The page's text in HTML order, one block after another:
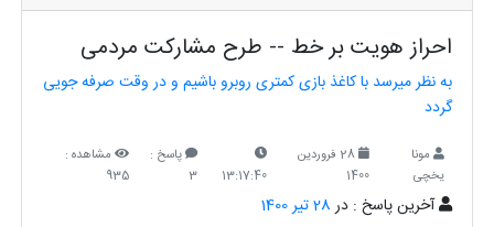
احراز هویت بر خط -- طرح مشارکت مردمی
به نظر میرسد با کاغذ بازی کمتری روبرو باشیم و در وقت صرفه جویی
گردد
مونا
یخچی
28 فروردین
1400
13:17:40
پاسخ :
3
مشاهده :
935
آخرین پاسخ : در 28 تیر 1400